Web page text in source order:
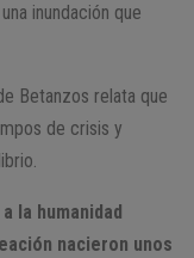
inundación que
Betanzos relata que
de crisis y
la humanidad
nacieron unos